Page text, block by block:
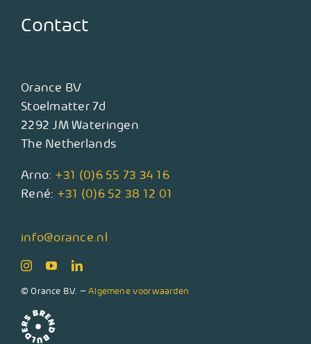
Contact
Orance BV
Stoelmatter 7d
2292 JM Wateringen
The Netherlands
Arno: +31 (0)6 55 73 34 16
René: +31 (0)6 52 38 12 01
info@orance.nl
© Orance B.V. – Algemene voorwaarden